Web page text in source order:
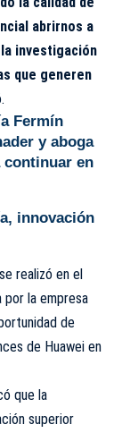
abrirnos a
investigación
que generen
Fermín
y aboga
continuar en
innovación
realizó en el
por la empresa
de
de Huawei en
que la
superior